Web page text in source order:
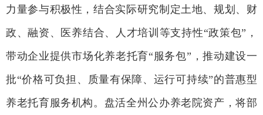
力量参与积极性，结合实际研究制定土地、规划、财
政、融资、医养结合、人才培训等支持性“政策包”，
带动企业提供市场化养老托育“服务包”，推动建设一
批“价格可负担、质量有保障、运行可持续”的普惠型
养老托育服务机构。盘活全州公办养老院资产，将部